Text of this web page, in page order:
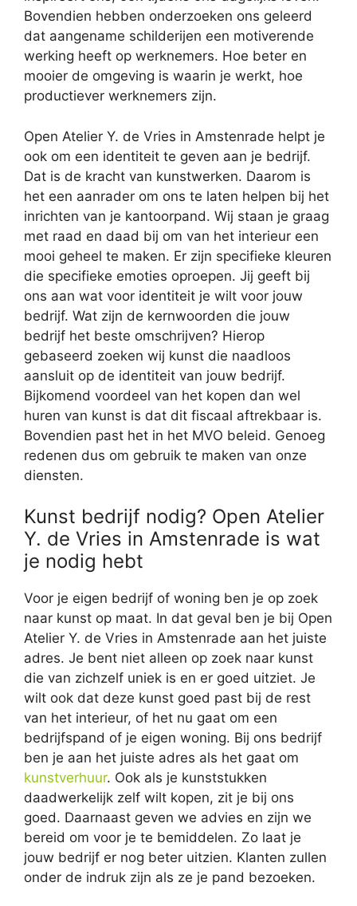
Bovendien hebben onderzoeken ons geleerd
dat aangename schilderijen een motiverende
werking heeft op werknemers. Hoe beter en
mooier de omgeving is waarin je werkt, hoe
productiever werknemers zijn.
Open Atelier Y. de Vries in Amstenrade helpt je
ook om een identiteit te geven aan je bedrijf.
Dat is de kracht van kunstwerken. Daarom is
het een aanrader om ons te laten helpen bij het
inrichten van je kantoorpand. Wij staan je graag
met raad en daad bij om van het interieur een
mooi geheel te maken. Er zijn specifieke kleuren
die specifieke emoties oproepen. Jij geeft bij
ons aan wat voor identiteit je wilt voor jouw
bedrijf. Wat zijn de kernwoorden die jouw
bedrijf het beste omschrijven? Hierop
gebaseerd zoeken wij kunst die naadloos
aansluit op de identiteit van jouw bedrijf.
Bijkomend voordeel van het kopen dan wel
huren van kunst is dat dit fiscaal aftrekbaar is.
Bovendien past het in het MVO beleid. Genoeg
redenen dus om gebruik te maken van onze
diensten.
Kunst bedrijf nodig? Open Atelier
Y. de Vries in Amstenrade is wat
je nodig hebt
Voor je eigen bedrijf of woning ben je op zoek
naar kunst op maat. In dat geval ben je bij Open
Atelier Y. de Vries in Amstenrade aan het juiste
adres. Je bent niet alleen op zoek naar kunst
die van zichzelf uniek is en er goed uitziet. Je
wilt ook dat deze kunst goed past bij de rest
van het interieur, of het nu gaat om een
bedrijfspand of je eigen woning. Bij ons bedrijf
ben je aan het juiste adres als het gaat om
kunstverhuur. Ook als je kunststukken
daadwerkelijk zelf wilt kopen, zit je bij ons
goed. Daarnaast geven we advies en zijn we
bereid om voor je te bemiddelen. Zo laat je
jouw bedrijf er nog beter uitzien. Klanten zullen
onder de indruk zijn als ze je pand bezoeken.